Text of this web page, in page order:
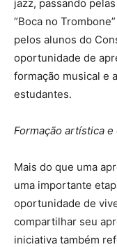
jazz, passando
“Boca no
pelos alunos do
oportunidade de
formação musical e
estudantes.
Formação artística
Mais do que uma
uma importante
oportunidade de
compartilhar seu
iniciativa também